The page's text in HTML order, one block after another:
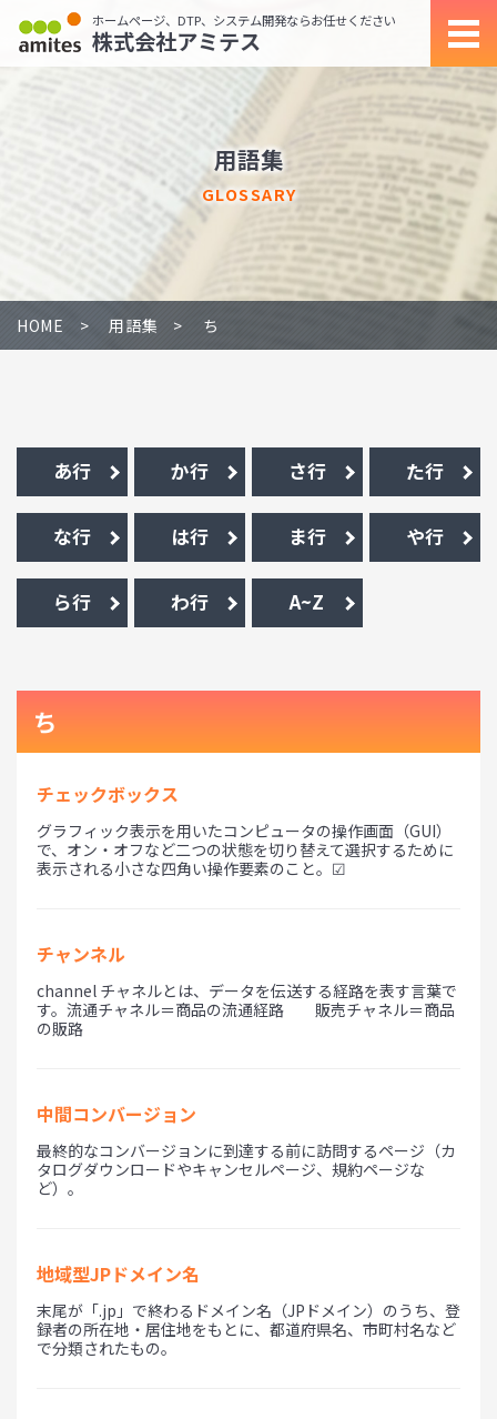
ホームページ、DTP、システム開発ならお任せください
株式会社アミテス
用語集
GLOSSARY
HOME 用語集 ち
あ行 か行 さ行 た行
な行 は行 ま行 や行
ら行 わ行 A~Z
ち
チェックボックス
グラフィック表示を用いたコンピュータの操作画面（GUI）
で、オン・オフなど二つの状態を切り替えて選択するために
表示される小さな四角い操作要素のこと。☑
チャンネル
channel チャネルとは、データを伝送する経路を表す言葉で
す。流通チャネル＝商品の流通経路 販売チャネル＝商品
の販路
中間コンバージョン
最終的なコンバージョンに到達する前に訪問するページ（カ
タログダウンロードやキャンセルページ、規約ページな
ど）。
地域型JPドメイン名
末尾が「.jp」で終わるドメイン名（JPドメイン）のうち、登
録者の所在地・居住地をもとに、都道府県名、市町村名など
で分類されたもの。